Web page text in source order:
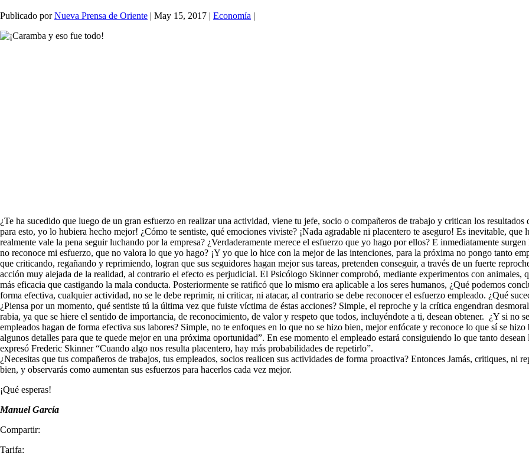
Publicado porNueva Prensa de Oriente | May 15, 2017 | Economía |
¿Te ha sucedido que luego de un gran esfuerzo en realizar una actividad, viene tu jefe, socio o compañeros de trabajo y critican los
para esto, yo lo hubiera hecho mejor! ¿Cómo te sentiste, qué emociones viviste? ¡Nada agradable ni placentero te aseguro! Es inevitable, que
realmente vale la pena seguir luchando por la empresa? ¿Verdaderamente merece el esfuerzo que yo hago por ellos? E inmediatamente
no reconoce mi esfuerzo, que no valora lo que yo hago? ¡Y yo que lo hice con la mejor de las intenciones, para la próxima no pongo tanto
que criticando, regañando y reprimiendo, logran que sus seguidores hagan mejor sus tareas, pretenden conseguir, a través de un fuerte
acción muy alejada de la realidad, al contrario el efecto es perjudicial. El Psicólogo Skinner comprobó, mediante experimentos con animales,
más eficacia que castigando la mala conducta. Posteriormente se ratificó que lo mismo era aplicable a los seres humanos, ¿Qué podemos
forma efectiva, cualquier actividad, no se le debe reprimir, ni criticar, ni atacar, al contrario se debe reconocer el esfuerzo empleado. ¿Qué
¿Piensa por un momento, qué sentiste tú la última vez que fuiste víctima de éstas acciones? Simple, el reproche y la crítica engendran
rabia, ya que se hiere el sentido de importancia, de reconocimiento, de valor y respeto que todos, incluyéndote a ti, desean obtener. ¿Y si no
empleados hagan de forma efectiva sus labores? Simple, no te enfoques en lo que no se hizo bien, mejor enfócate y reconoce lo que sí se
algunos detalles para que te quede mejor en una próxima oportunidad”. En ese momento el empleado estará consiguiendo lo que tanto
expresó Frederic Skinner “Cuando algo nos resulta placentero, hay más probabilidades de repetirlo”.
¿Necesitas que tus compañeros de trabajos, tus empleados, socios realicen sus actividades de forma proactiva? Entonces Jamás, critiques, ni
bien, y observarás como aumentan sus esfuerzos para hacerlos cada vez mejor.
¡Qué esperas!
Manuel García
Compartir:
Tarifa: